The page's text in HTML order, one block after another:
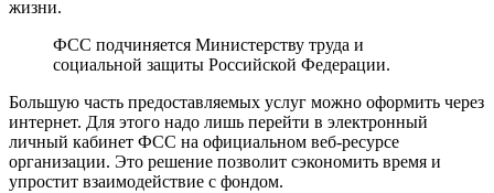
жизни.
ФСС подчиняется Министерству труда и
социальной защиты Российской Федерации.
Большую часть предоставляемых услуг можно оформить через
интернет. Для этого надо лишь перейти в электронный
личный кабинет ФСС на официальном веб-ресурсе
организации. Это решение позволит сэкономить время и
упростит взаимодействие с фондом.